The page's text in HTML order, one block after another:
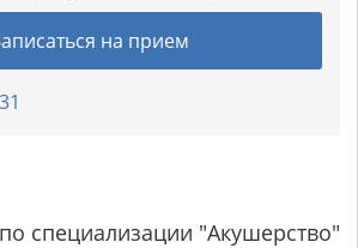
на прием
специализации "Акушерство"